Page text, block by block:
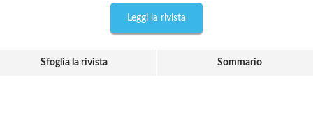
Leggi la rivista
Sfoglia la rivista Sommario